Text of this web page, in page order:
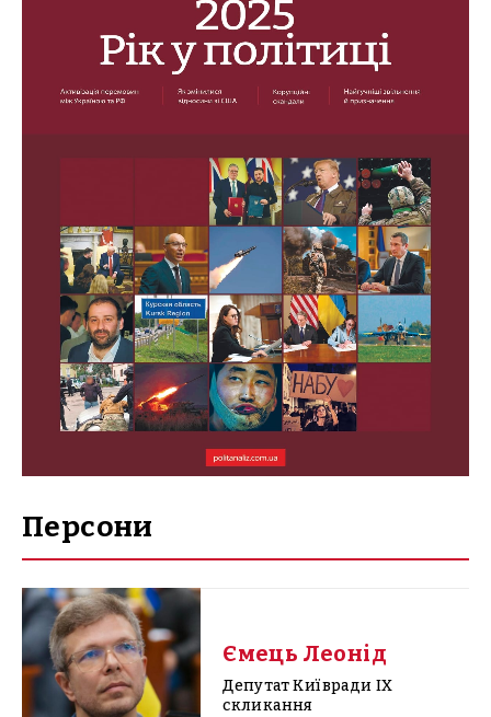
Персони
Ємець Леонід
Депутат Київради IX
скликання